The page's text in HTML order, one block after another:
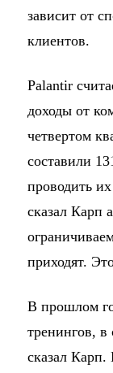
зависит от
клиентов.
Palantir
доходы от
четвертом
составили
проводить
сказал Карп
приходят.
В прошлом
тренингов,
сказал Карп.